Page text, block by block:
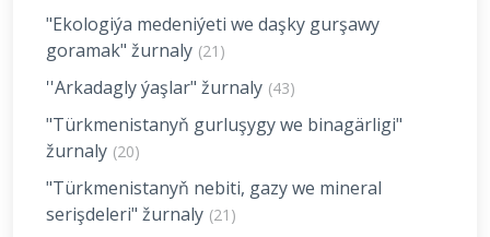
"Ekologiýa medeniýeti we daşky gurşawy
goramak" žurnaly (21)
''Arkadagly ýaşlar" žurnaly (43)
"Türkmenistanyň gurluşygy we binagärligi"
žurnaly (20)
"Türkmenistanyň nebiti, gazy we mineral
serişdeleri" žurnaly (21)